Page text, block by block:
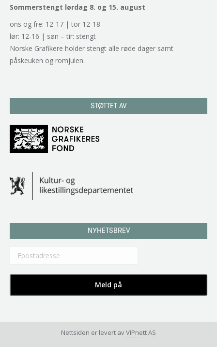
Sommerstengt lørdag 8. og 15. august
ons og fre: 12-17 | tor 12-18
lør: 12-16 | søn – tir: stengt
Norske Grafikere holder stengt alle røde dager samt
påskeuken og romjulen.
STØTTET AV
NYHETSBREV
Nettsiden er levert avVIPnett AS